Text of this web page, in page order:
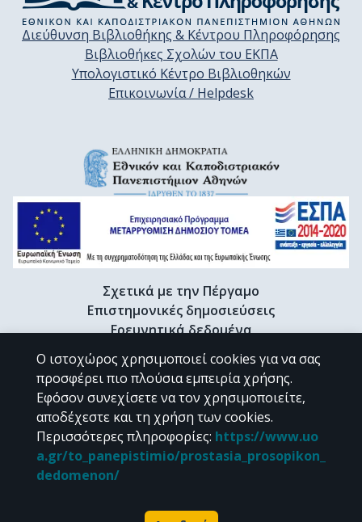
Διεύθυνση Βιβλιοθήκης & Κέντρου Πληροφόρησης
Βιβλιοθήκες Σχολών του ΕΚΠΑ
Υπολογιστικό Κέντρο Βιβλιοθηκών
Επικοινωνία / Helpdesk
Σχετικά με την Πέργαμο
Επιστημονικές δημοσιεύσεις
Ερευνητικά δεδομένα
Διδακτορικές διατριβές & Γκρίζα βιβλιογραφία
Προφίλ Ερευνητή
CC BY-NC 4.0
Εκτός αν αναφέρεται διαφορετικά, το υλικό της "Περγάμου" διατίθεται
Powered by
Ο ιστοχώρος χρησιμοποιεί cookies για να σας
προσφέρει πιο πλούσια εμπειρία χρήσης.
Εφόσον συνεχίσετε να τον χρησιμοποιείτε,
αποδέχεστε και τη χρήση των cookies.
Περισσότερες πληροφορίες: https://www.uo
a.gr/to_panepistimio/prostasia_prosopikon_
dedomenon/